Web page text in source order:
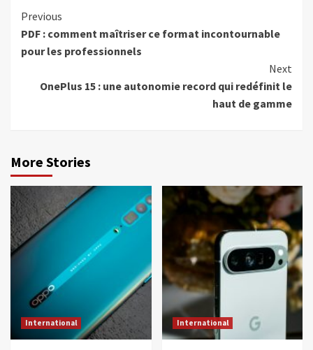
Continue
Reading
Previous
PDF : comment maîtriser ce format incontournable
pour les professionnels
Next
OnePlus 15 : une autonomie record qui redéfinit le
haut de gamme
More Stories
International International